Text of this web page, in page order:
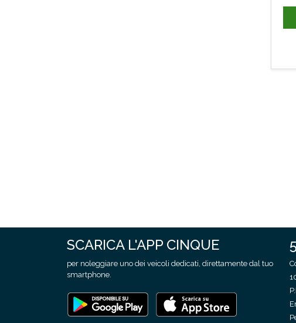
SCARICA L'APP CINQUE
per noleggiare uno dei veicoli dedicati, direttamente dal tuo
smartphone.